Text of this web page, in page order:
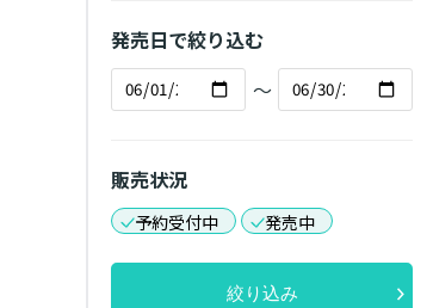
発売日で絞り込む
～
販売状況
予約受付中 発売中
絞り込み